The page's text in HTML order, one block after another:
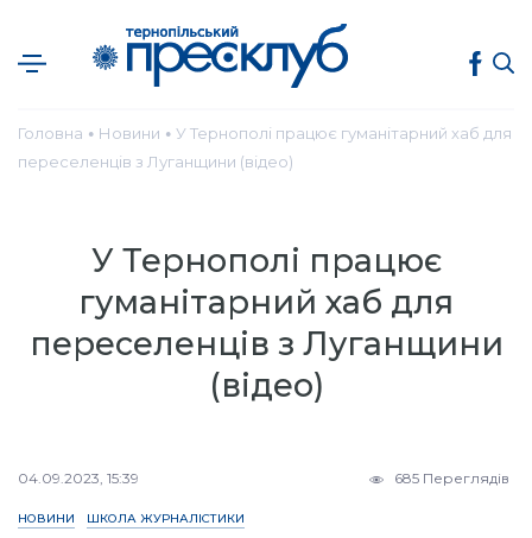
Головна ● Новини ● У Тернополі працює гуманітарний хаб для
переселенців з Луганщини (відео)
У Тернополі працює
гуманітарний хаб для
переселенців з Луганщини
(відео)
04.09.2023, 15:39 685 Переглядів
НОВИНИ ШКОЛА ЖУРНАЛІСТИКИ